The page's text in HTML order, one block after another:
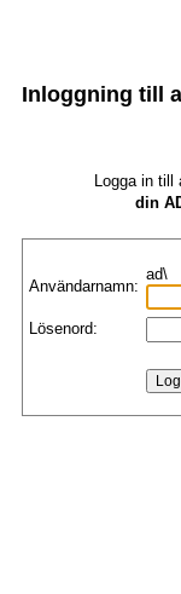
Inloggning till
Logga in till
din
Användarnamn:
ad\
Lösenord: